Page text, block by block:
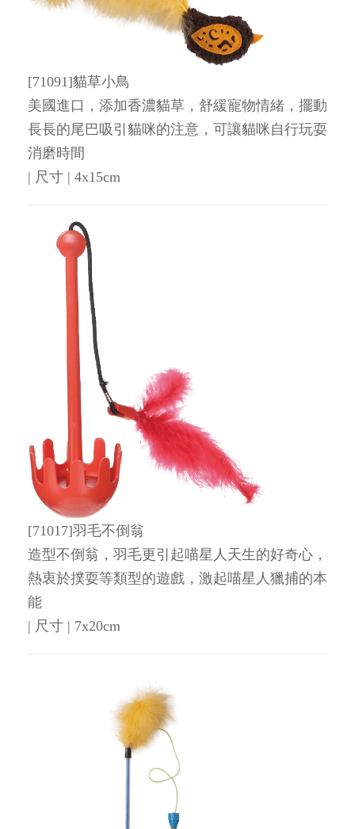
[71091]貓草小鳥
美國進口，添加香濃貓草，舒緩寵物情緒，擺動
長長的尾巴吸引貓咪的注意，可讓貓咪自行玩耍
消磨時間
| 尺寸 | 4x15cm
[71017]羽毛不倒翁
造型不倒翁，羽毛更引起喵星人天生的好奇心，
熱衷於撲耍等類型的遊戲，激起喵星人獵捕的本
能
| 尺寸 | 7x20cm